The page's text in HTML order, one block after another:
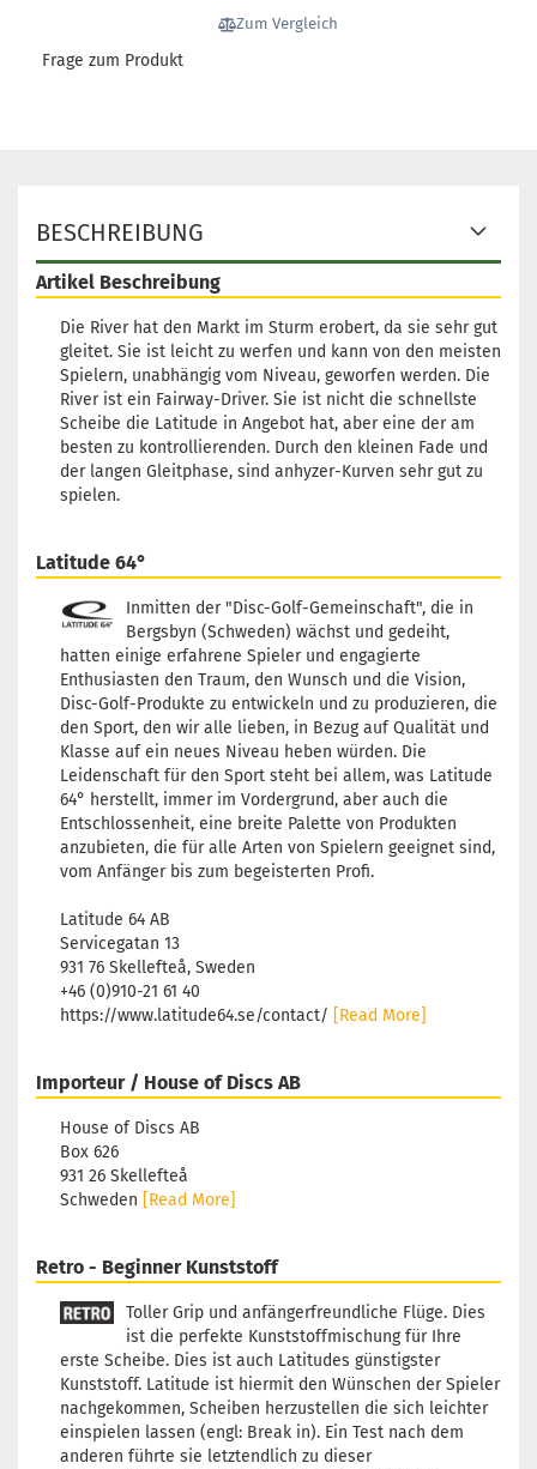
Zum Vergleich
Frage zum Produkt
BESCHREIBUNG
Artikel Beschreibung
Die River hat den Markt im Sturm erobert, da sie sehr gut
gleitet. Sie ist leicht zu werfen und kann von den meisten
Spielern, unabhängig vom Niveau, geworfen werden. Die
River ist ein Fairway-Driver. Sie ist nicht die schnellste
Scheibe die Latitude in Angebot hat, aber eine der am
besten zu kontrollierenden. Durch den kleinen Fade und
der langen Gleitphase, sind anhyzer-Kurven sehr gut zu
spielen.
Latitude 64°
Inmitten der "Disc-Golf-Gemeinschaft", die in
Bergsbyn (Schweden) wächst und gedeiht,
hatten einige erfahrene Spieler und engagierte
Enthusiasten den Traum, den Wunsch und die Vision,
Disc-Golf-Produkte zu entwickeln und zu produzieren, die
den Sport, den wir alle lieben, in Bezug auf Qualität und
Klasse auf ein neues Niveau heben würden. Die
Leidenschaft für den Sport steht bei allem, was Latitude
64° herstellt, immer im Vordergrund, aber auch die
Entschlossenheit, eine breite Palette von Produkten
anzubieten, die für alle Arten von Spielern geeignet sind,
vom Anfänger bis zum begeisterten Profi.
Latitude 64 AB
Servicegatan 13
931 76 Skellefteå, Sweden
+46 (0)910-21 61 40
https://www.latitude64.se/contact/ [Read More]
Importeur / House of Discs AB
House of Discs AB
Box 626
931 26 Skellefteå
Schweden [Read More]
Retro - Beginner Kunststoff
Toller Grip und anfängerfreundliche Flüge. Dies
ist die perfekte Kunststoffmischung für Ihre
erste Scheibe. Dies ist auch Latitudes günstigster
Kunststoff. Latitude ist hiermit den Wünschen der Spieler
nachgekommen, Scheiben herzustellen die sich leichter
einspielen lassen (engl: Break in). Ein Test nach dem
anderen führte sie letztendlich zu dieser